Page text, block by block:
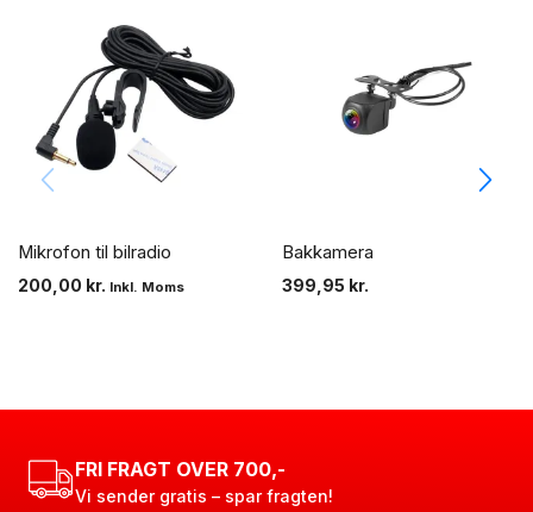
Mikrofon til bilradio
200,00 kr. Inkl. Moms
Bakkamera
399,95 kr.
FRI FRAGT OVER 700,-
Vi sender gratis – spar fragten!